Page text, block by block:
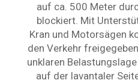
auf ca. 500 Meter
blockiert. Mit
Kran und Motorsägen
den Verkehr
unklaren
auf der lavantaler